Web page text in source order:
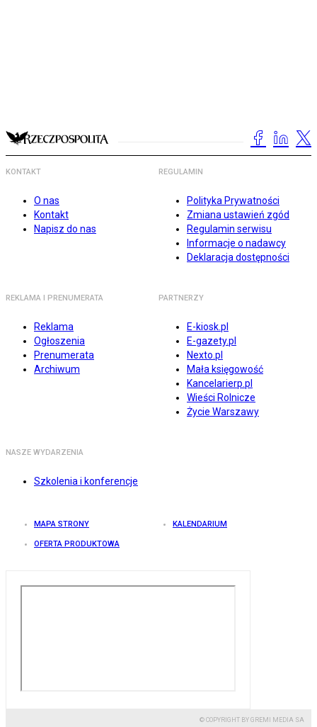
KONTAKT
O nas
Kontakt
Napisz do nas
REGULAMIN
Polityka Prywatności
Zmiana ustawień zgód
Regulamin serwisu
Informacje o nadawcy
Deklaracja dostępności
REKLAMA I PRENUMERATA
Reklama
Ogłoszenia
Prenumerata
Archiwum
PARTNERZY
E-kiosk.pl
E-gazety.pl
Nexto.pl
Mała księgowość
Kancelarierp.pl
Wieści Rolnicze
Życie Warszawy
NASZE WYDARZENIA
Szkolenia i konferencje
MAPA STRONY KALENDARIUM
OFERTA PRODUKTOWA
© COPYRIGHT BY GREMI MEDIA SA